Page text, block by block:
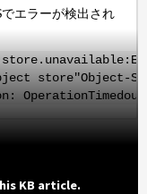
エラーが検出され
store"Object-
KB article.